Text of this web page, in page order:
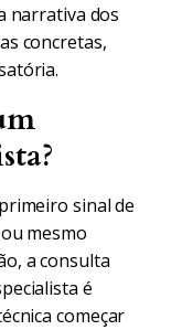
narrativa dos
concretas,
sinal de
mesmo
a consulta
é
começar